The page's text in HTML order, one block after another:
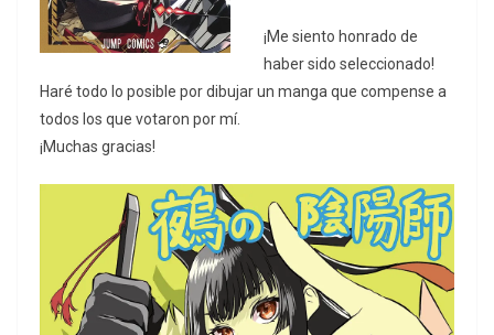
¡Me siento honrado de
haber sido seleccionado!
Haré todo lo posible por dibujar un manga que compense a
todos los que votaron por mí.
¡Muchas gracias!